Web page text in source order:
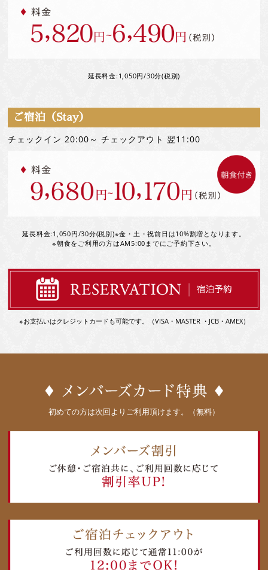
延長料金:1,050円/30分(税別)
ご宿泊（Stay）
チェックイン 20:00～ チェックアウト 翌11:00
延長料金:1,050円/30分(税別)※金・土・祝前日は10%割増となります。
※朝食をご利用の方はAM5:00までにご予約下さい。
※お支払いはクレジットカードも可能です。（VISA・MASTER ・JCB・AMEX）
初めての方は次回よりご利用頂けます。（無料）